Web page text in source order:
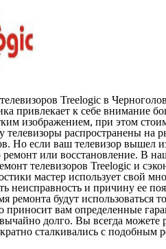
Treelogic в
привлекает к себе внимание
изображением, при этом
телевизоры распространены на
Но если ваш телевизор вышел
ремонт или восстановление. В
телевизоров Treelogic и
мастер использует свой
неисправность и причину ее
ремонта будут использоваться
приносит вам определенные
долго. Вы всегда можете
сталкивались с подобным